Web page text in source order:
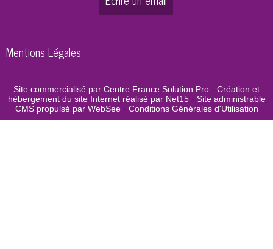
Mentions Légales
Site commercialisé par Centre France Solution Pro - Création et
hébergement du site Internet réalisé par Net15- Site administrable
CMS propulsé par WebSee- Conditions Générales d'Utilisation